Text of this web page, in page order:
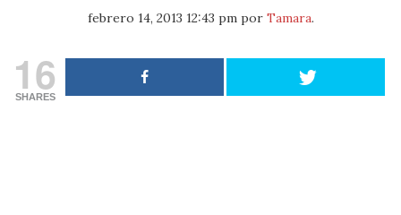
febrero 14, 2013 12:43 pmpor Tamara.
16
SHARES